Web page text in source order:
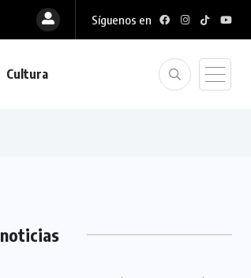
Síguenos en
Cultura